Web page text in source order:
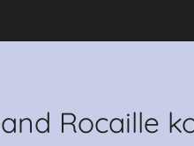
Rocaille